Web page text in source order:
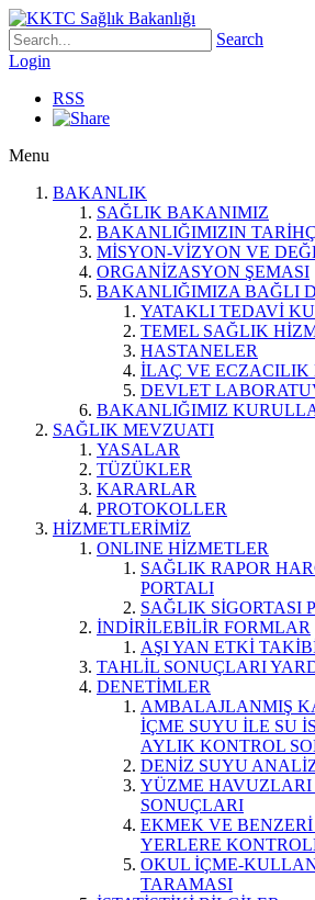
Search
Login
RSS
Menu
BAKANLIK
SAĞLIK BAKANIMIZ
BAKANLIĞIMIZIN
MİSYON-VİZYON VE
ORGANİZASYON ŞEMASI
BAKANLIĞIMIZA BAĞLI
YATAKLI TEDAVİ
TEMEL SAĞLIK
HASTANELER
İLAÇ VE ECZACILIK
DEVLET
BAKANLIĞIMIZ
SAĞLIK MEVZUATI
YASALAR
TÜZÜKLER
KARARLAR
PROTOKOLLER
HİZMETLERİMİZ
ONLINE HİZMETLER
SAĞLIK RAPOR
PORTALI
SAĞLIK SİGORTASI
İNDİRİLEBİLİR FORMLAR
AŞI YAN ETKİ
TAHLİL SONUÇLARI
DENETİMLER
AMBALAJLANMIŞ
İÇME SUYU İLE SU
AYLIK KONTROL
DENİZ SUYU
YÜZME
SONUÇLARI
EKMEK VE
YERLERE
OKUL İÇME-
TARAMASI